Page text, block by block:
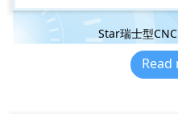
Star瑞士型
Read